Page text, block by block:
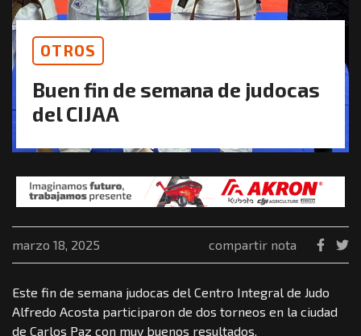
OTROS
Buen fin de semana de judocas
del CIJAA
marzo 18, 2025 compartir nota
Este fin de semana judocas del Centro Integral de Judo
Alfredo Acosta participaron de dos torneos en la ciudad
de Carlos Paz con muy buenos resultados.